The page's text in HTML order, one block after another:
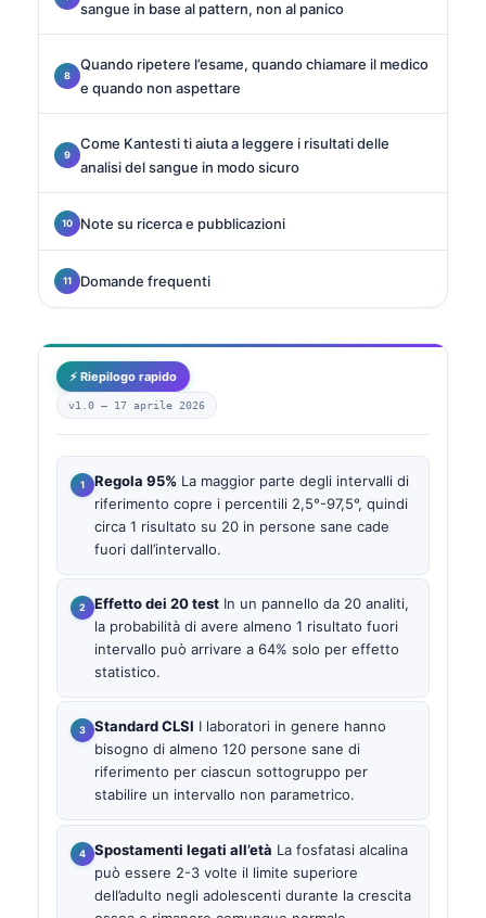
sangue in base al pattern, non al panico
Quando ripetere l’esame, quando chiamare il medico
e quando non aspettare
Come Kantesti ti aiuta a leggere i risultati delle
analisi del sangue in modo sicuro
Note su ricerca e pubblicazioni
Domande frequenti
⚡ Riepilogo rapido
v1.0 — 17 aprile 2026
Regola 95% La maggior parte degli intervalli di
riferimento copre i percentili 2,5°-97,5°, quindi
circa 1 risultato su 20 in persone sane cade
fuori dall’intervallo.
Effetto dei 20 test In un pannello da 20 analiti,
la probabilità di avere almeno 1 risultato fuori
intervallo può arrivare a 64% solo per effetto
statistico.
Standard CLSI I laboratori in genere hanno
bisogno di almeno 120 persone sane di
riferimento per ciascun sottogruppo per
stabilire un intervallo non parametrico.
Spostamenti legati all’età La fosfatasi alcalina
può essere 2-3 volte il limite superiore
dell’adulto negli adolescenti durante la crescita